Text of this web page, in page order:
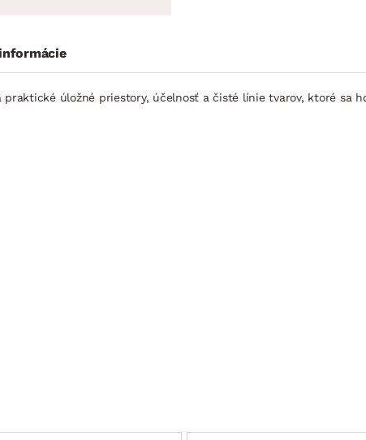
úložné priestory, účelnosť a čisté línie tvarov, ktoré sa